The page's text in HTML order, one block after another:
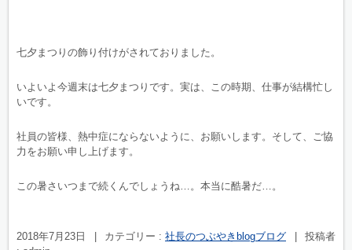
七夕まつりの飾り付けがされておりました。
いよいよ今週末は七夕まつりです。実は、この時期、仕事が結構忙し
いです。
社員の皆様、熱中症にならないように、お願いします。そして、ご協
力をお願い申し上げます。
この暑さいつまで続くんでしょうね…。本当に酷暑だ…。
2018年7月23日 カテゴリー : 社長のつぶやきblogブログ
投稿者